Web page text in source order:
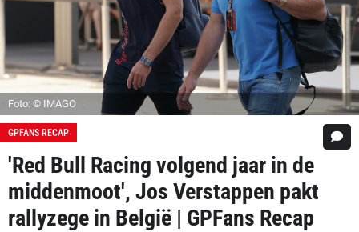
Foto: © IMAGO
GPFANS RECAP
'Red Bull Racing volgend jaar in de
middenmoot', Jos Verstappen pakt
rallyzege in België | GPFans Recap